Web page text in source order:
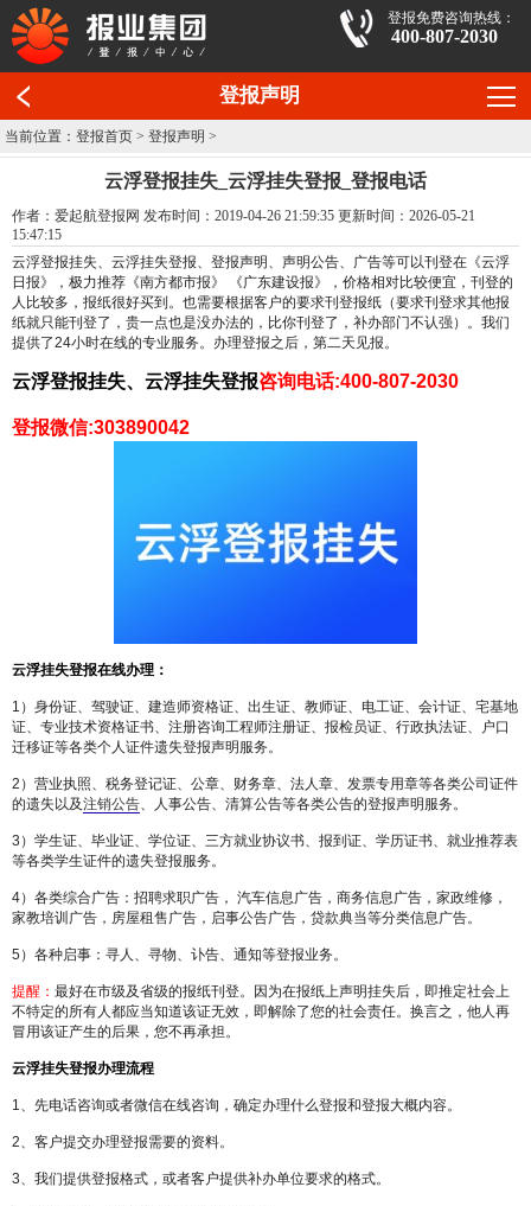
登报免费咨询热线：
400-807-2030
登报声明
当前位置：登报首页 >登报声明 >
云浮登报挂失_云浮挂失登报_登报电话
作者：爱起航登报网 发布时间：2019-04-26 21:59:35 更新时间：2026-05-21
15:47:15
云浮登报挂失、云浮挂失登报、登报声明、声明公告、广告等可以刊登在《云浮
日报》 ，极力推荐 《南方都市报》 《广东建设报》
，价格相对比较便宜，刊登的
人比较多，报纸很好买到。也需要根据客户的要求刊登报纸（要求刊登求其他报
纸就只能刊登了，贵一点也是没办法的，比你刊登了，补办部门不认强）。我们
提供了24小时在线的专业服务。办理登报之后，第二天见报。
云浮登报挂失、云浮挂失登报咨询电话:400-807-2030
登报微信:303890042
云浮挂失登报在线办理：
1）身份证、驾驶证、建造师资格证、出生证、教师证、电工证、会计证、宅基地
证、专业技术资格证书、注册咨询工程师注册证、报检员证、行政执法证、户口
迁移证等各类个人证件遗失登报声明服务。
2）营业执照、税务登记证、公章、财务章、法人章、发票专用章等各类公司证件
的遗失以及注销公告、人事公告、清算公告等各类公告的登报声明服务。
3）学生证、毕业证、学位证、三方就业协议书、报到证、学历证书、就业推荐表
等各类学生证件的遗失登报服务。
4）各类综合广告：招聘求职广告， 汽车信息广告，商务信息广告，家政维修，
家教培训广告，房屋租售广告，启事公告广告，贷款典当等分类信息广告。
5）各种启事：寻人、寻物、讣告、通知等登报业务。
提醒： 最好在市级及省级的报纸刊登。因为在报纸上声明挂失后，即推定社会上
不特定的所有人都应当知道该证无效，即解除了您的社会责任。换言之，他人再
冒用该证产生的后果，您不再承担。
云浮挂失登报办理流程
1、先电话咨询或者微信在线咨询，确定办理什么登报和登报大概内容。
2、客户提交办理登报需要的资料。
3、我们提供登报格式，或者客户提供补办单位要求的格式。